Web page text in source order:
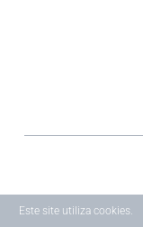
Este site utiliza cookies.